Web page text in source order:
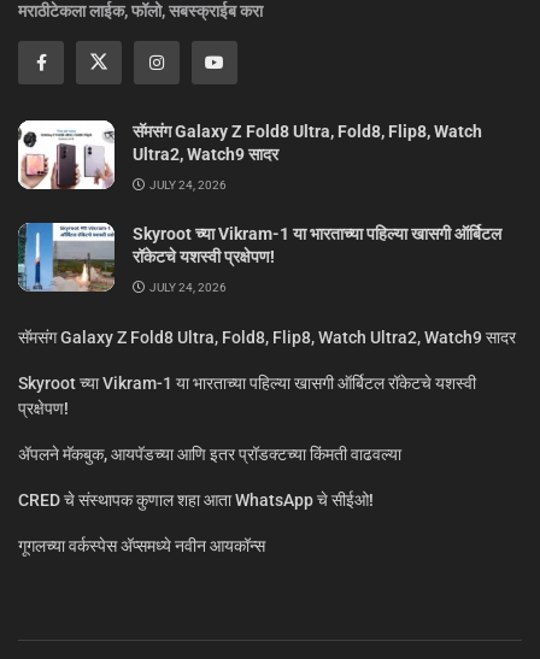
मराठीटेकला लाईक, फॉलो, सबस्क्राईब करा
सॅमसंग Galaxy Z Fold8 Ultra, Fold8, Flip8, Watch
Ultra2, Watch9 सादर
JULY 24, 2026
Skyroot च्या Vikram-1 या भारताच्या पहिल्या खासगी ऑर्बिटल
रॉकेटचे यशस्वी प्रक्षेपण!
JULY 24, 2026
सॅमसंग Galaxy Z Fold8 Ultra, Fold8, Flip8, Watch Ultra2, Watch9 सादर
Skyroot च्या Vikram-1 या भारताच्या पहिल्या खासगी ऑर्बिटल रॉकेटचे यशस्वी
प्रक्षेपण!
ॲपलने मॅकबुक, आयपॅडच्या आणि इतर प्रॉडक्टच्या किंमती वाढवल्या
CRED चे संस्थापक कुणाल शहा आता WhatsApp चे सीईओ!
गूगलच्या वर्कस्पेस अ‍ॅप्समध्ये नवीन आयकॉन्स